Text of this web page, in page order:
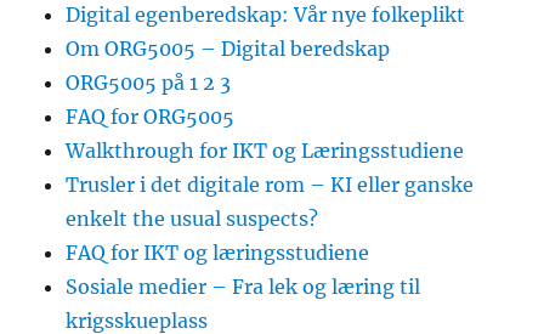
Digital egenberedskap: Vår nye folkeplikt
Om ORG5005 – Digital beredskap
ORG5005 på 1 2 3
FAQ for ORG5005
Walkthrough for IKT og Læringsstudiene
Trusler i det digitale rom – KI eller ganske
enkelt the usual suspects?
FAQ for IKT og læringsstudiene
Sosiale medier – Fra lek og læring til
krigsskueplass